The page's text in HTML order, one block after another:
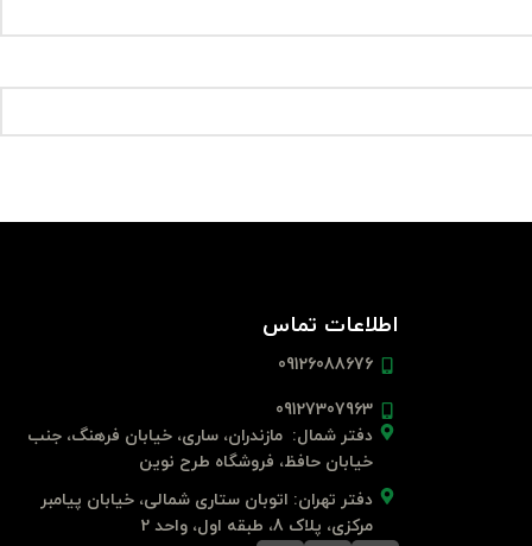
اطلاعات تماس
09126088676
09127307963
دفتر شمال: مازندران، ساری، خیابان فرهنگ، جنب
خیابان حافظ، فروشگاه طرح نوین
دفتر تهران: اتوبان ستاری شمالی، خیابان پیامبر
مرکزی، پلاک 8، طبقه اول، واحد 2